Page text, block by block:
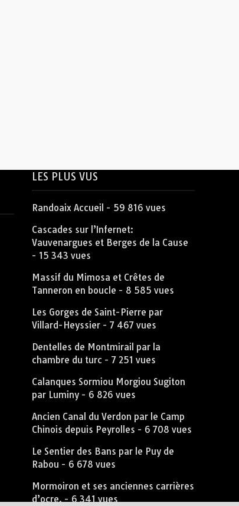
LES PLUS VUS
Randoaix Accueil - 59 816 vues
Cascades sur l’Infernet:
Vauvenargues et Berges de la Cause
- 15 343 vues
Massif du Mimosa et Crêtes de
Tanneron en boucle - 8 585 vues
Les Gorges de Saint-Pierre par
Villard-Heyssier- 7 467 vues
Dentelles de Montmirail par la
chambre du turc - 7 251 vues
Calanques Sormiou Morgiou Sugiton
par Luminy- 6 826 vues
Ancien Canal du Verdon par le Camp
Chinois depuis Peyrolles - 6 708 vues
Le Sentier des Bans par le Puy de
Rabou - 6 678 vues
Mormoiron et ses anciennes carrières
d’ocre.- 6 341 vues